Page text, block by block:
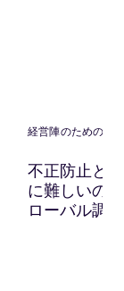
経営陣のためのイ
不正防止と
に難しいの
ローバル調